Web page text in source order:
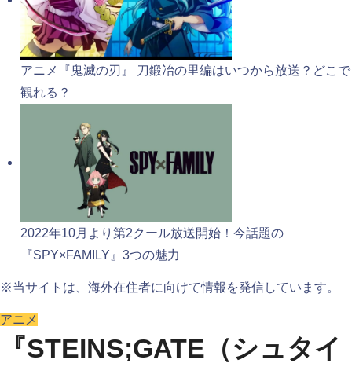
アニメ『鬼滅の刃』 刀鍛冶の里編はいつから放送？どこで
観れる？
2022年10月より第2クール放送開始！今話題の
『SPY×FAMILY』3つの魅力
※当サイトは、海外在住者に向けて情報を発信しています。
アニメ
『STEINS;GATE（シュタイ